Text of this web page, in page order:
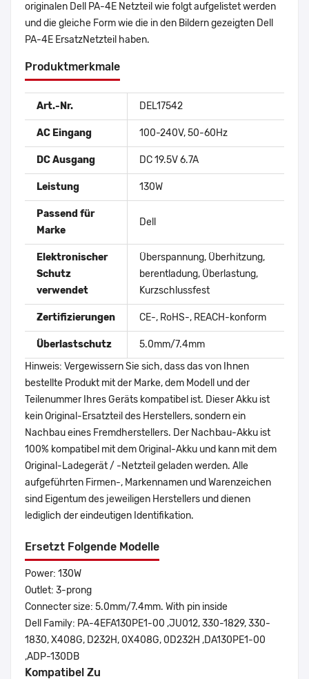
originalen Dell PA-4E Netzteil wie folgt aufgelistet werden
und die gleiche Form wie die in den Bildern gezeigten Dell
PA-4E ErsatzNetzteil haben.
Produktmerkmale
Art.-Nr. DEL17542
AC Eingang 100-240V, 50-60Hz
DC Ausgang DC 19.5V 6.7A
Leistung 130W
Passend für
Marke
Dell
Elektronischer
Schutz
verwendet
Überspannung, Überhitzung,
berentladung, Überlastung,
Kurzschlussfest
Zertifizierungen CE-, RoHS-, REACH-konform
Überlastschutz
5.0mm/7.4mm
Hinweis: Vergewissern Sie sich, dass das von Ihnen
bestellte Produkt mit der Marke, dem Modell und der
Teilenummer Ihres Geräts kompatibel ist. Dieser Akku ist
kein Original-Ersatzteil des Herstellers, sondern ein
Nachbau eines Fremdherstellers. Der Nachbau-Akku ist
100% kompatibel mit dem Original-Akku und kann mit dem
Original-Ladegerät / -Netzteil geladen werden. Alle
aufgeführten Firmen-, Markennamen und Warenzeichen
sind Eigentum des jeweiligen Herstellers und dienen
lediglich der eindeutigen Identifikation.
Ersetzt Folgende Modelle
Power: 130W
Outlet: 3-prong
Connecter size: 5.0mm/7.4mm. With pin inside
Dell Family: PA-4EFA130PE1-00 ,JU012, 330-1829, 330-
1830, X408G, D232H, 0X408G, 0D232H ,DA130PE1-00
,ADP-130DB
Kompatibel Zu